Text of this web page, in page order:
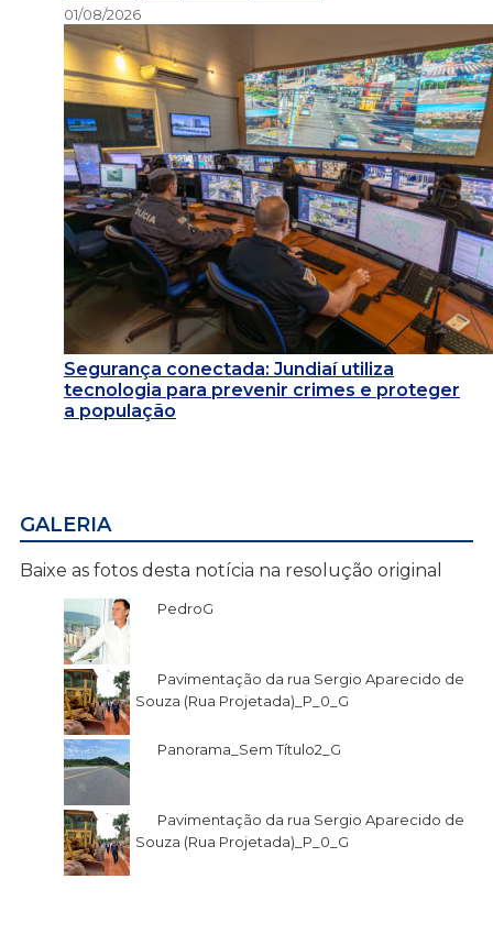
01/08/2026
Segurança conectada: Jundiaí utiliza
tecnologia para prevenir crimes e proteger
a população
GALERIA
Baixe as fotos desta notícia na resolução original
PedroG
Pavimentação da rua Sergio Aparecido de
Souza (Rua Projetada)_P_0_G
Panorama_Sem Título2_G
Pavimentação da rua Sergio Aparecido de
Souza (Rua Projetada)_P_0_G